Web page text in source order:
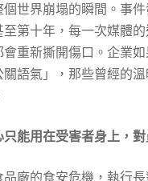
世界崩塌的瞬間。事
第十年，每一次媒體
重新撕開傷口。企業
語氣」，那些曾經的
能用在受害者身上，
廠的食安危機，執行